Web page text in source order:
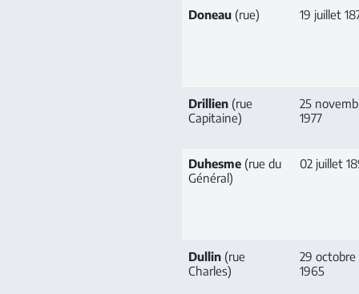
Doneau (rue) 19 juillet
Drillien (rue
Capitaine)
25
1977
Duhesme (rue du
Général)
02 juillet
Dullin (rue
Charles)
29 octobre
1965